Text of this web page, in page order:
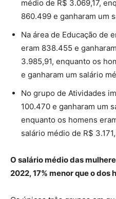
médio de R$ 3.069,17,
860.499 e ganharam um
Na área de Educação de
eram 838.455 e
3.985,91, enquanto os
e ganharam um salário
No grupo de Atividades
100.470 e ganharam um
enquanto os homens
salário médio de R$
O salário médio das
2022, 17% menor que o dos